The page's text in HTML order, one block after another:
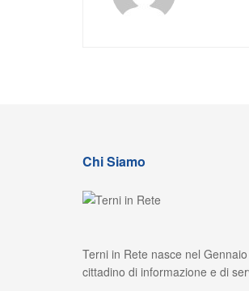
Chi Siamo
Terni in Rete nasce nel
cittadino di informazione e di